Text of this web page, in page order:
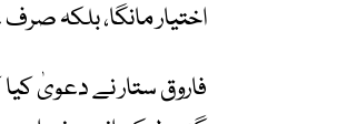
اختیار مانگا، بلکہ
فاروق ستار نے دعویٰ کیا